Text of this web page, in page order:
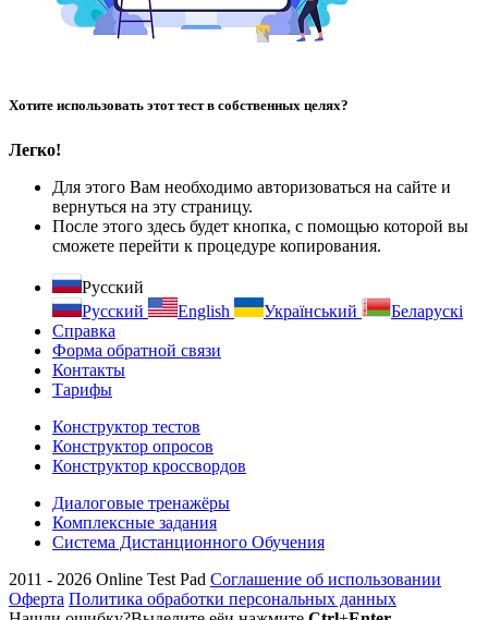
Хотите использовать этот тест в собственных целях?
Легко!
Для этого Вам необходимо авторизоваться на сайте и
вернуться на эту страницу.
После этого здесь будет кнопка, с помощью которой вы
сможете перейти к процедуре копирования.
Русский
Русский
English Український
Беларускі
Справка
Форма обратной связи
Контакты
Тарифы
Конструктор тестов
Конструктор опросов
Конструктор кроссвордов
Диалоговые тренажёры
Комплексные задания
Система Дистанционного Обучения
2011 - 2026 Online Test Pad Соглашение об использовании
Оферта Политика обработки персональных данных